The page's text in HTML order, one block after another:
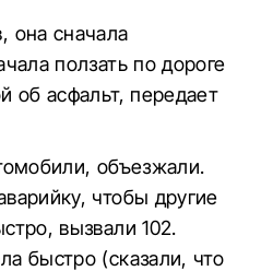
она сначала
ползать по дороге
об асфальт, передает
объезжали.
чтобы другие
вызвали 102.
быстро (сказали, что